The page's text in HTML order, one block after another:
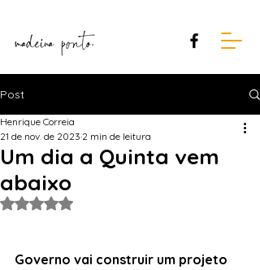
Post
Um dia a Quinta vem
abaixo
Henrique Correia
21 de nov. de 2023 2 min de leitura
Avaliado com NaN de 5 estrelas.
Governo vai construir um projeto